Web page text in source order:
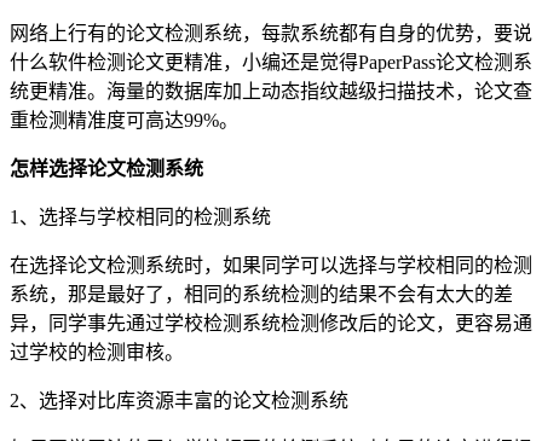
网络上行有的论文检测系统，每款系统都有自身的优势，要说
什么软件检测论文更精准，小编还是觉得PaperPass论文检测系
统更精准。海量的数据库加上动态指纹越级扫描技术，论文查
重检测精准度可高达99%。
怎样选择论文检测系统
1、选择与学校相同的检测系统
在选择论文检测系统时，如果同学可以选择与学校相同的检测
系统，那是最好了，相同的系统检测的结果不会有太大的差
异，同学事先通过学校检测系统检测修改后的论文，更容易通
过学校的检测审核。
2、选择对比库资源丰富的论文检测系统